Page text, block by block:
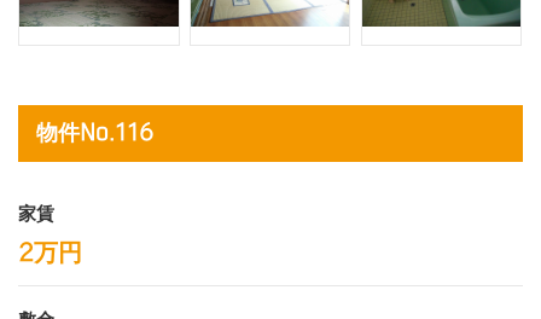
物件No.116
家賃
2万円